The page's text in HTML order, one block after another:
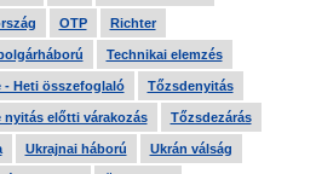
OTP Richter
Technikai elemzés
- Heti összefoglaló Tőzsdenyitás
nyitás előtti várakozás Tőzsdezárás
Ukrajnai háború Ukrán válság